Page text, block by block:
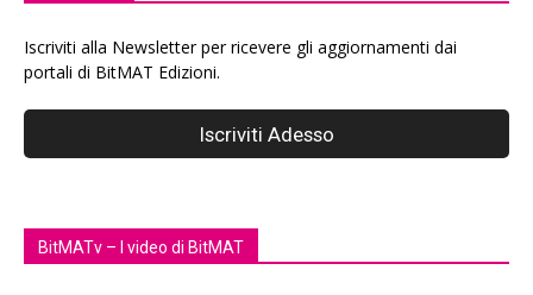
Iscriviti alla Newsletter per ricevere gli aggiornamenti dai
portali di BitMAT Edizioni.
BitMATv – I video di BitMAT